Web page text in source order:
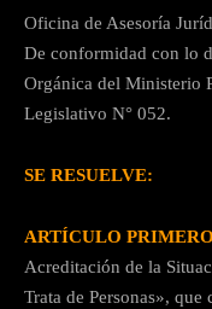
Oficina de Asesoría
De conformidad con lo
Orgánica del Ministerio
Legislativo N° 052.
SE RESUELVE:
ARTÍCULO
Acreditación de la
Trata de Personas»,